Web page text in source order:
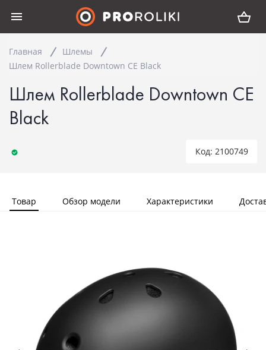
Главная
Шлемы
Шлем Rollerblade Downtown CE Black
Шлем Rollerblade Downtown CE
Black
Код: 2100749
Товар Обзор модели Характеристики